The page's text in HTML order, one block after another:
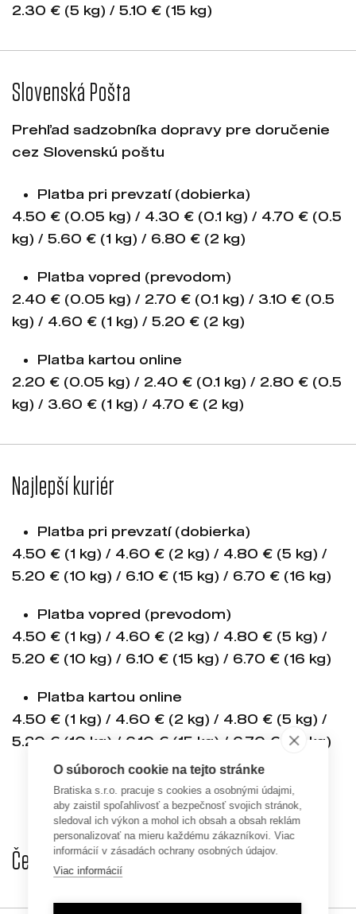
2.30 € (5 kg) / 5.10 € (15 kg)
Slovenská Pošta
Prehľad sadzobníka dopravy pre doručenie
cez Slovenskú poštu
Platba pri prevzatí (dobierka)
4.50 € (0.05 kg) / 4.30 € (0.1 kg) / 4.70 € (0.5
kg) / 5.60 € (1 kg) / 6.80 € (2 kg)
Platba vopred (prevodom)
2.40 € (0.05 kg) / 2.70 € (0.1 kg) / 3.10 € (0.5
kg) / 4.60 € (1 kg) / 5.20 € (2 kg)
Platba kartou online
2.20 € (0.05 kg) / 2.40 € (0.1 kg) / 2.80 € (0.5
kg) / 3.60 € (1 kg) / 4.70 € (2 kg)
Najlepší kuriér
Platba pri prevzatí (dobierka)
4.50 € (1 kg) / 4.60 € (2 kg) / 4.80 € (5 kg) /
5.20 € (10 kg) / 6.10 € (15 kg) / 6.70 € (16 kg)
Platba vopred (prevodom)
4.50 € (1 kg) / 4.60 € (2 kg) / 4.80 € (5 kg) /
5.20 € (10 kg) / 6.10 € (15 kg) / 6.70 € (16 kg)
Platba kartou online
4.50 € (1 kg) / 4.60 € (2 kg) / 4.80 € (5 kg) /
5.20 € (10 kg) / 6.10 € (15 kg) / 6.70 € (16 kg)
Česko:
O súboroch cookie na tejto stránke
Bratiska s.r.o. pracuje s cookies a osobnými údajmi,
aby zaistil spoľahlivosť a bezpečnosť svojich stránok,
sledoval ich výkon a mohol ich obsah a obsah reklám
personalizovať na mieru každému zákazníkovi. Viac
informácií v zásadách ochrany osobných údajov.
Viac informácií